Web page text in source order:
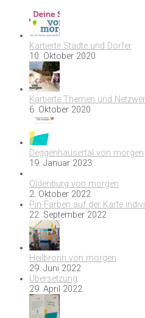
Kartierte Städte und Dörfer
10. Oktober 2020
Kartierte Themen und
6. Oktober 2020
Deggenhausertal von morgen
19. Januar 2023
Oldenburg von morgen
2. Oktober 2022
Pin-Farben auf der Karte
22. September 2022
Heilbronn von morgen
29. Juni 2022
Übersetzung
29. April 2022